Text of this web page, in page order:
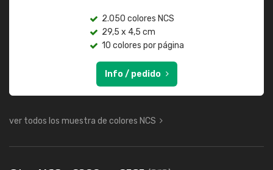
2.050 colores NCS
29,5 x 4,5 cm
10 colores por página
Info / pedido
ver todos los muestra de colores NCS